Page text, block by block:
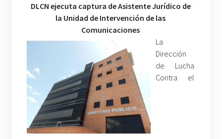
DLCN ejecuta captura de Asistente Jurídico de
la Unidad de Intervención de las
Comunicaciones
La
Dirección
de Lucha
Contra el